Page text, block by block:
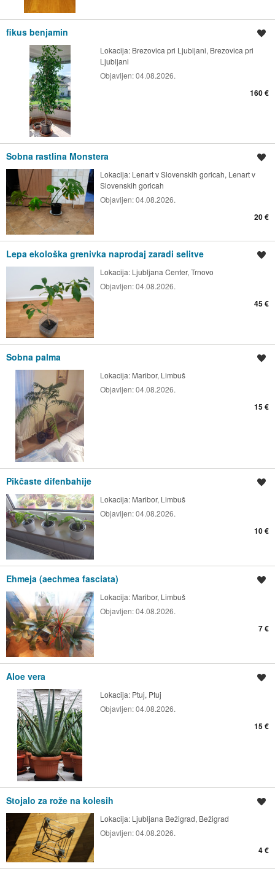
fikus benjamin
Lokacija: Brezovica pri Ljubljani, Brezovica pri
Ljubljani
Objavljen:04.08.2026.
160 €
Sobna rastlina Monstera
Lokacija: Lenart v Slovenskih goricah, Lenart v
Slovenskih goricah
Objavljen:04.08.2026.
20 €
Lepa ekološka grenivka naprodaj zaradi selitve
Lokacija: Ljubljana Center, Trnovo
Objavljen:04.08.2026.
45 €
Sobna palma
Lokacija: Maribor, Limbuš
Objavljen:04.08.2026.
15 €
Pikčaste difenbahije
Lokacija: Maribor, Limbuš
Objavljen:04.08.2026.
10 €
Ehmeja (aechmea fasciata)
Lokacija: Maribor, Limbuš
Objavljen:04.08.2026.
7 €
Aloe vera
Lokacija: Ptuj, Ptuj
Objavljen:04.08.2026.
15 €
Stojalo za rože na kolesih
Lokacija: Ljubljana Bežigrad, Bežigrad
Objavljen:04.08.2026.
4 €